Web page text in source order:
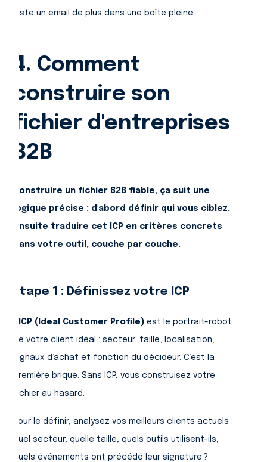
juste un email de plus dans une boîte pleine.
4. Comment
construire son
fichier d'entreprises
B2B
Construire un fichier B2B fiable, ça suit une
logique précise : d'abord définir qui vous ciblez,
ensuite traduire cet ICP en critères concrets
dans votre outil, couche par couche.
Étape 1 : Définissez votre ICP
ICP (Ideal Customer Profile) est le portrait-robot
de votre client idéal : secteur, taille, localisation,
signaux d’achat et fonction du décideur. C’est la
première brique. Sans ICP, vous construisez votre
fichier au hasard.
Pour le définir, analysez vos meilleurs clients actuels :
quel secteur, quelle taille, quels outils utilisent-ils,
quels événements ont précédé leur signature ?